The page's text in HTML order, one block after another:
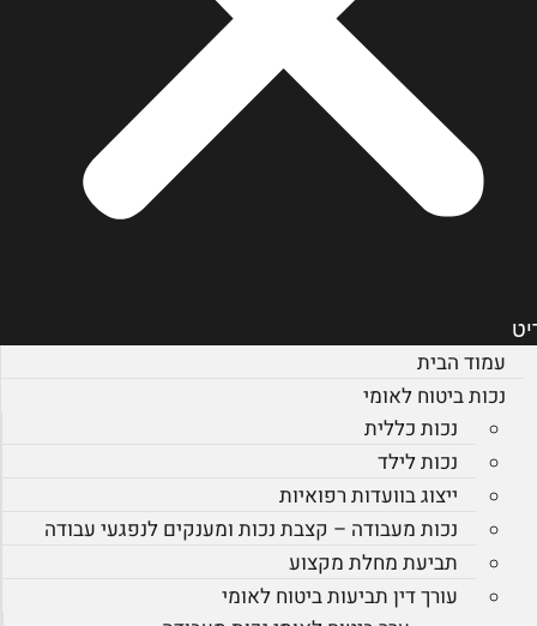
עמוד הבית
נכות ביטוח לאומי
נכות כללית
נכות לילד
ייצוג בוועדות רפואיות
נכות מעבודה – קצבת נכות ומענקים לנפגעי עבודה
תביעת מחלת מקצוע
עורך דין תביעות ביטוח לאומי